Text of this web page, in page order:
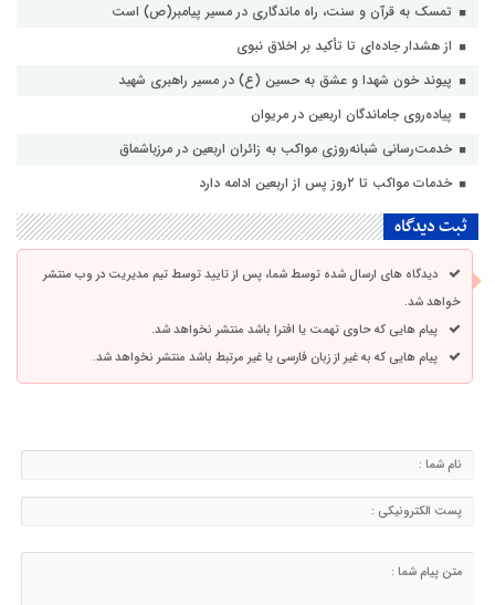
تمسک به قرآن و سنت، راه ماندگاری در مسیر پیامبر(ص) است
از هشدار جاده‌ای تا تأکید بر اخلاق نبوی
پیوند خون شهدا و عشق به حسین (ع) در مسیر راهبری شهید
پیاده‌روی جاماندگان اربعین در مریوان
خدمت‌رسانی شبانه‌روزی مواکب به زائران اربعین در مرزباشماق
خدمات مواکب تا ۲روز پس از اربعین ادامه دارد
ثبت دیدگاه
دیدگاه های ارسال شده توسط شما، پس از تایید توسط تیم مدیریت در وب منتشر
خواهد شد.
پیام هایی که حاوی تهمت یا افترا باشد منتشر نخواهد شد.
پیام هایی که به غیر از زبان فارسی یا غیر مرتبط باشد منتشر نخواهد شد.